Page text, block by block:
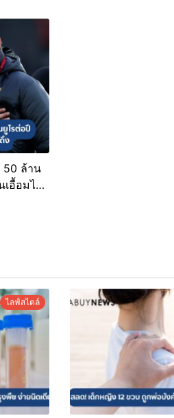
50 ล้าน
เอื้อมไม่
ไลฟ์สไตล์